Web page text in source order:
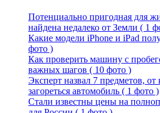
Потенциально пригодная для
найдена недалеко от Земли ( 1
Какие модели iPhone и iPad
фото )
Как проверить машину с
важных шагов ( 10 фото )
Эксперт назвал 7 предметов,
загореться автомобиль ( 1 фото )
Стали известны цены на